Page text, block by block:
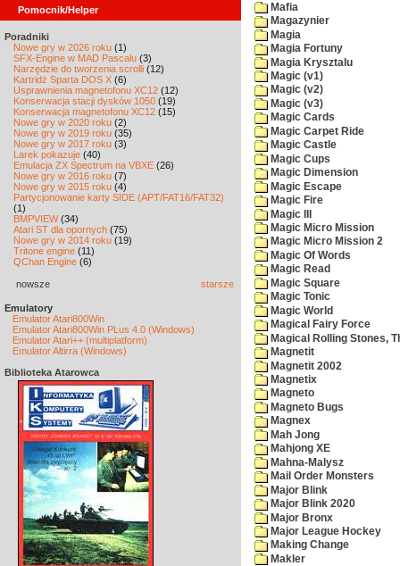
Pomocnik/Helper
Poradniki
Nowe gry w 2026 roku (1)
SFX-Engine w MAD Pascalu (3)
Narzędzie do tworzenia scrolli (12)
Kartridż Sparta DOS X (6)
Usprawnienia magnetofonu XC12 (12)
Konserwacja stacji dysków 1050 (19)
Konserwacja magnetofonu XC12 (15)
Nowe gry w 2020 roku (2)
Nowe gry w 2019 roku (35)
Nowe gry w 2017 roku (3)
Larek pokazuje (40)
Emulacja ZX Spectrum na VBXE (26)
Nowe gry w 2016 roku (7)
Nowe gry w 2015 roku (4)
Partycjonowanie karty SIDE (APT/FAT16/FAT32)
(1)
BMPVIEW(34)
Atari ST dla opornych (75)
Nowe gry w 2014 roku (19)
Tritone engine (11)
QChan Engine (6)
nowsze starsze
Emulatory
Emulator Atari800Win
Emulator Atari800Win PLus 4.0 (Windows)
Emulator Atari++ (multiplatform)
Emulator Altirra (Windows)
Biblioteka Atarowca
Mafia
Magazynier
Magia
Magia Fortuny
Magia Krysztalu
Magic (v1)
Magic (v2)
Magic (v3)
Magic Cards
Magic Carpet Ride
Magic Castle
Magic Cups
Magic Dimension
Magic Escape
Magic Fire
Magic III
Magic Micro Mission
Magic Micro Mission 2
Magic Of Words
Magic Read
Magic Square
Magic Tonic
Magic World
Magical Fairy Force
Magical Rolling Stones,
Magnetit
Magnetit 2002
Magnetix
Magneto
Magneto Bugs
Magnex
Mah Jong
Mahjong XE
Mahna-Malysz
Mail Order Monsters
Major Blink
Major Blink 2020
Major Bronx
Major League Hockey
Making Change
Makler